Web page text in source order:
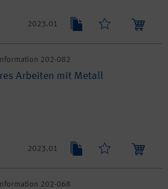
2023.01
202-082
Arbeiten mit Metall
2023.01
202-068